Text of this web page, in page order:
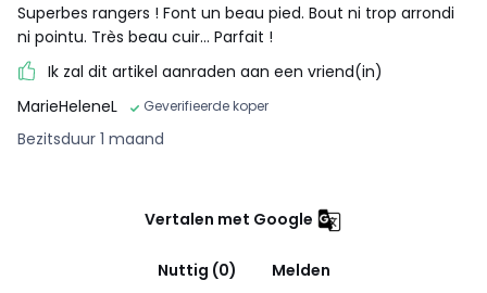
Superbes rangers ! Font un beau pied. Bout ni trop arrondi
ni pointu. Très beau cuir... Parfait !
Ik zal dit artikel aanraden aan een vriend(in)
MarieHeleneL
Geverifieerde koper
Bezitsduur 1 maand
Vertalen met Google
Nuttig (0)
Melden